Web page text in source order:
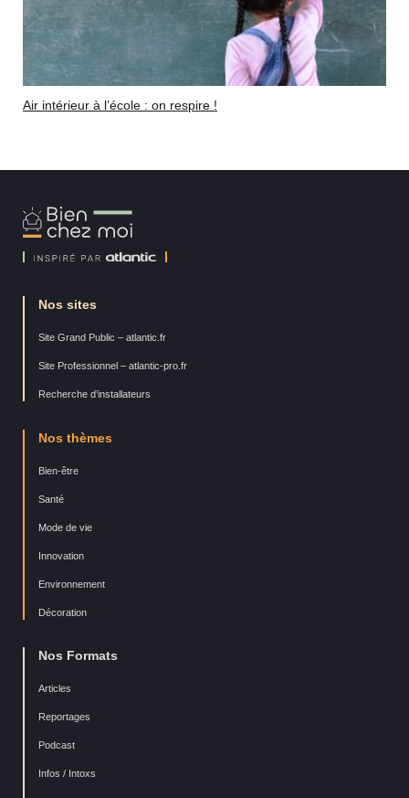
Air intérieur à l’école : on respire !
Bien
Chez
Nos sites
Site Grand Public – atlantic.fr
Site Professionnel – atlantic-pro.fr
Recherche d’installateurs
Nos thèmes
Bien-être
Santé
Mode de vie
Innovation
Environnement
Décoration
Nos Formats
Articles
Reportages
Podcast
Infos / Intoxs